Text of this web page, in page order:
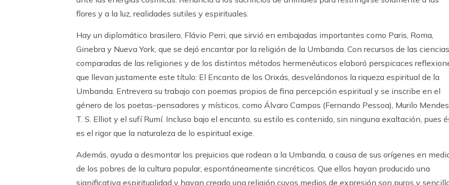
flores y a la luz, realidades sutiles y espirituales.
Hay un diplomático brasilero, Flávio Perri, que sirvió en embajadas importantes como Paris, Roma,
Ginebra y Nueva York, que se dejó encantar por la religión de la Umbanda. Con recursos de las ciencias
comparadas de las religiones y de los distintos métodos hermenéuticos elaboró perspicaces
que llevan justamente este título: El Encanto de los Orixás, desvelándonos la riqueza espiritual de la
Umbanda. Entrevera su trabajo con poemas propios de fina percepción espiritual y se inscribe en el
género de los poetas-pensadores y místicos, como Álvaro Campos (Fernando Pessoa), Murilo
T. S. Elliot y el sufí Rumí. Incluso bajo el encanto, su estilo es contenido, sin ninguna exaltación, pues
es el rigor que la naturaleza de lo espiritual exige.
Además, ayuda a desmontar los prejuicios que rodean a la Umbanda, a causa de sus orígenes en
de los pobres de la cultura popular, espontáneamente sincréticos. Que ellos hayan producido una
significativa espiritualidad y hayan creado una religión cuyos medios de expresión son puros y